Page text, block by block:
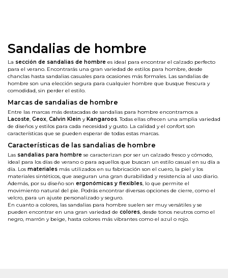
Sandalias de hombre
La sección de sandalias de hombre es ideal para encontrar el calzado perfecto
para el verano. Encontrarás una gran variedad de estilos para hombre, desde
chanclas hasta sandalias casuales para ocasiones más formales. Las sandalias de
hombre son una elección segura para cualquier hombre que busque frescura y
comodidad, sin perder el estilo.
Marcas de sandalias de hombre
Entre las marcas más destacadas de sandalias para hombre encontramos a
Lacoste, Geox, Calvin Klein yKangaroos. Todas ellas ofrecen una amplia variedad
de diseños y estilos para cada necesidad y gusto. La calidad y el confort son
características que se pueden esperar de todas estas marcas.
Características de las sandalias de hombre
Las sandalias para hombre se caracterizan por ser un calzado fresco y cómodo,
ideal para los días de verano o para aquellos que buscan un estilo casual en su día a
día. Los materiales más utilizados en su fabricación son el cuero, la piel y los
materiales sintéticos, que aseguran una gran durabilidad y resistencia al uso diario.
Además, por su diseño son ergonómicas y flexibles, lo que permite el
movimiento natural del pie. Podrás encontrar diversas opciones de cierre, como el
velcro, para un ajuste personalizado y seguro.
En cuanto a colores, las sandalias para hombre suelen ser muy versátiles y se
pueden encontrar en una gran variedad de colores, desde tonos neutros como el
negro, marrón y beige, hasta colores más vibrantes como el azul o rojo.